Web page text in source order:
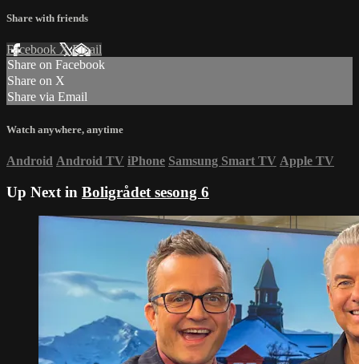
Share with friends
Facebook XEmail
Share on Facebook
Share on X
Share via Email
Watch anywhere, anytime
Android Android TV iPhone Samsung Smart TV Apple TV
Up Next in Boligrådet sesong 6